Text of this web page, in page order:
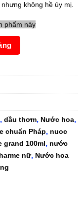
không hề ủy mị.
phẩm này
, dầu thơm, Nước hoa,
chuẩn Pháp, nuoc
grand 100ml, nước
nữ, Nước hoa